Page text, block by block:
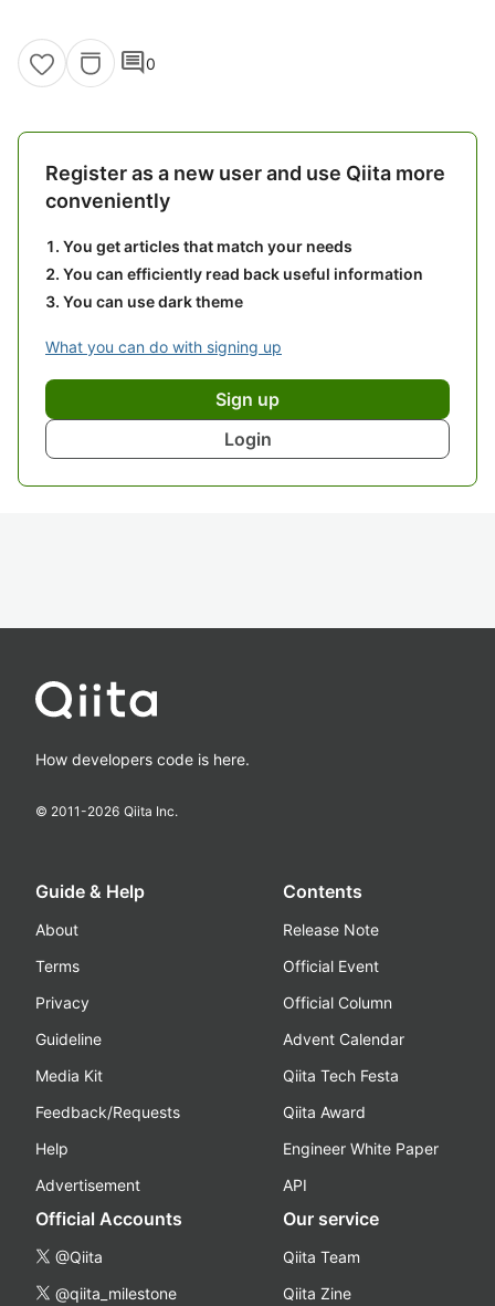
comment0
Register as a new user and use Qiita more
conveniently
You get articles that match your needs
You can efficiently read back useful information
You can use dark theme
What you can do with signing up
Sign up
Login
How developers code is here.
© 2011-2026 Qiita Inc.
Guide & Help
About
Terms
Privacy
Guideline
Media Kit
Feedback/Requests
Help
Advertisement
Contents
Release Note
Official Event
Official Column
Advent Calendar
Qiita Tech Festa
Qiita Award
Engineer White Paper
API
Official Accounts
@Qiita
@qiita_milestone
Our service
Qiita Team
Qiita Zine